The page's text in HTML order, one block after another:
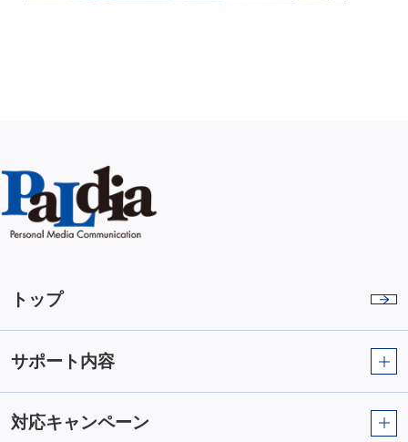
トップ
サポート内容
対応キャンペーン